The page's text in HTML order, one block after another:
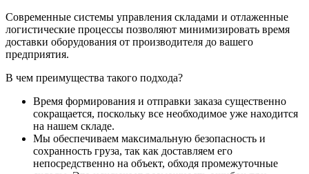
Современные системы управления складами и отлаженные
логистические процессы позволяют минимизировать время
доставки оборудования от производителя до вашего
предприятия.
В чем преимущества такого подхода?
Время формирования и отправки заказа существенно
сокращается, поскольку все необходимое уже находится
на нашем складе.
Мы обеспечиваем максимальную безопасность и
сохранность груза, так как доставляем его
непосредственно на объект, обходя промежуточные